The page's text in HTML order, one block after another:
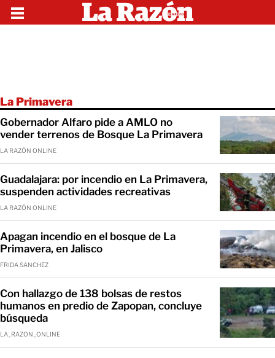
La Primavera
Gobernador Alfaro pide a AMLO no
vender terrenos de Bosque La Primavera
LA RAZÓN ONLINE
Guadalajara: por incendio en La Primavera,
suspenden actividades recreativas
LA RAZÓN ONLINE
Apagan incendio en el bosque de La
Primavera, en Jalisco
FRIDA SANCHEZ
Con hallazgo de 138 bolsas de restos
humanos en predio de Zapopan, concluye
búsqueda
LA_RAZON_ONLINE